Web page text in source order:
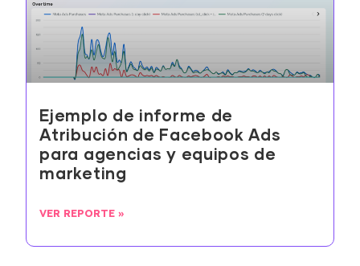
Ejemplo de informe de
Atribución de Facebook Ads
para agencias y equipos de
marketing
VER REPORTE »